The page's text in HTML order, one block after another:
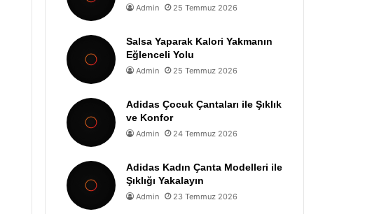
Admin 25 Temmuz 2026
Salsa Yaparak Kalori Yakmanın
Eğlenceli Yolu
Admin 25 Temmuz 2026
Adidas Çocuk Çantaları ile Şıklık
ve Konfor
Admin 24 Temmuz 2026
Adidas Kadın Çanta Modelleri ile
Şıklığı Yakalayın
Admin 23 Temmuz 2026